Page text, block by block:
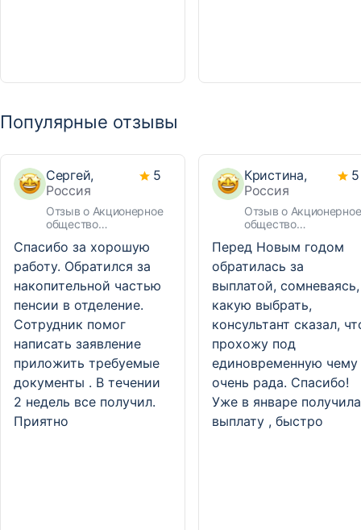
Популярные отзывы
Сергей,
Россия
Отзыв о Акционерное
общество
пенсионный фонд «ВТБ
«Пенсионный фонд»
5
Спасибо за хорошую
работу. Обратился за
накопительной частью
пенсии в отделение.
Сотрудник помог
написать заявление
приложить требуемые
документы . В течении
2 недель все получил.
Приятно
Кристина,
Россия
Отзыв о Акционерное
общество
пенсионный фонд
«Пенсионный фонд»
5
Перед Новым годом
обратилась за
выплатой, сомневаясь,
какую выбрать,
консультант сказал,
прохожу под
единовременную чему
очень рада. Спасибо!
Уже в январе получила
выплату , быстро